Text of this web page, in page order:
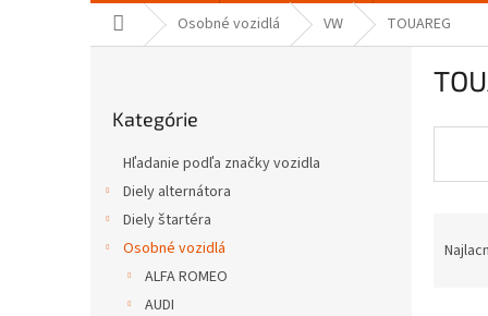
Domov Osobné vozidlá VW TOUAREG
kategórie
Kategórie
Hľadanie podľa značky vozidla
Diely alternátora
Diely štartéra
Osobné vozidlá
ALFA ROMEO
AUDI